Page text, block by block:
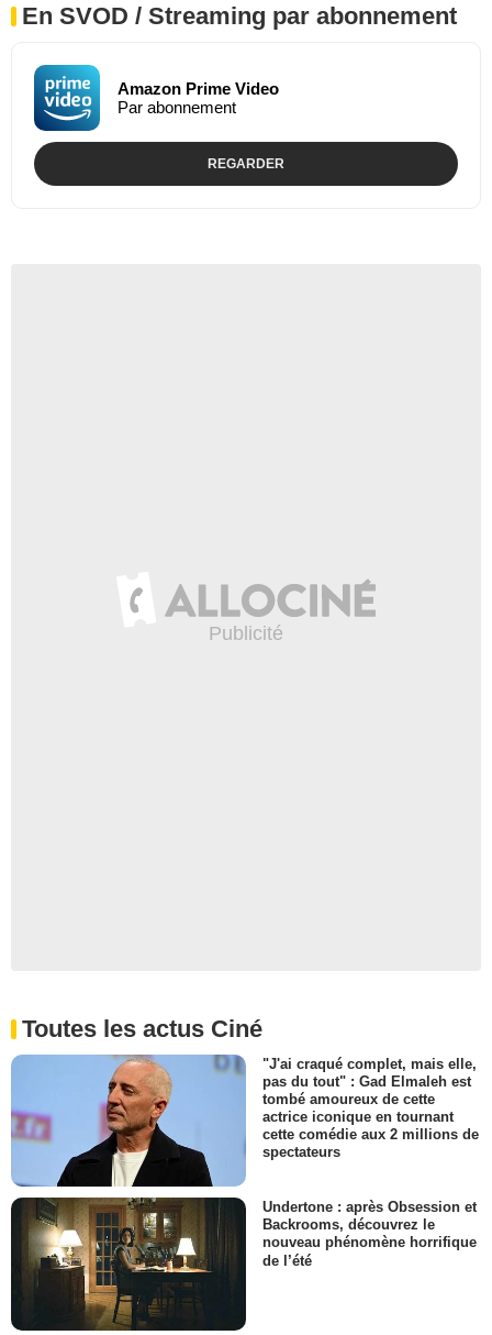
En SVOD / Streaming par abonnement
Amazon Prime Video
Par abonnement
REGARDER
Toutes les actus Ciné
"J'ai craqué complet, mais elle,
pas du tout" : Gad Elmaleh est
tombé amoureux de cette
actrice iconique en tournant
cette comédie aux 2 millions de
spectateurs
Undertone : après Obsession et
Backrooms, découvrez le
nouveau phénomène horrifique
de l’été